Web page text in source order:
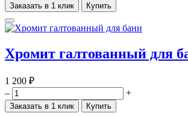
Заказать в 1 клик Купить
Хромит галтованный для
1 200 ₽
–
+
Заказать в 1 клик Купить